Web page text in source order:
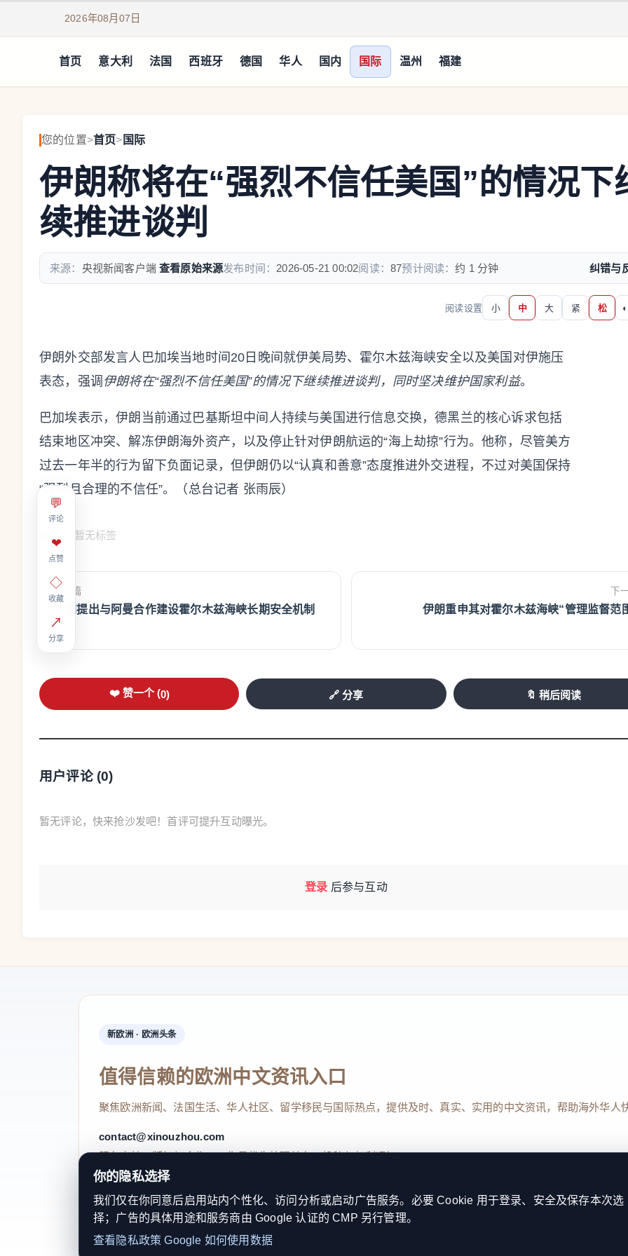
2026年08月07日
首页 意大利 法国 西班牙 德国 华人 国内 国际 温州 福建
您的位置>首页> 国际
伊朗称将在“强烈不信任美国”的情况下
续推进谈判
来源： 央视新闻客户端 查看原始来源发布时间： 2026-05-21 00:02阅读：87预计阅读：约 1 分钟 纠错与
阅读设置 小 中 大 紧 松 ◐
💬
评论
❤
点赞
◇
收藏
↗
分享
伊朗外交部发言人巴加埃当地时间20日晚间就伊美局势、霍尔木兹海峡安全以及美国对伊施压
表态，强调 伊朗将在“强烈不信任美国”的情况下继续推进谈判，同时坚决维护国家利益。
巴加埃表示，伊朗当前通过巴基斯坦中间人持续与美国进行信息交换，德黑兰的核心诉求包括
结束地区冲突、解冻伊朗海外资产，以及停止针对伊朗航运的“海上劫掠”行为。他称，尽管美方
过去一年半的行为留下负面记录，但伊朗仍以“认真和善意”态度推进外交进程，不过对美国保持
“强烈且合理的不信任”。（总台记者 张雨辰）
暂无标签
上一篇
伊朗提出与阿曼合作建设霍尔木兹海峡长期安全机制
下
伊朗重申其对霍尔木兹海峡“管理监督范
❤️ 赞一个 (0) 🔗 分享 🔖 稍后阅读
用户评论 (0)
暂无评论，快来抢沙发吧！首评可提升互动曝光。
登录 后参与互动
新欧洲 · 欧洲头条
值得信赖的欧洲中文资讯入口
聚焦欧洲新闻、法国生活、华人社区、留学移民与国际热点，提供及时、真实、实用的中文资讯，帮助海外华人
contact@xinouzhou.com
服务支持、版权与合作：工作日优先处理站务、投稿与权利通知
© 2026 新欧洲·欧洲头条. All Rights Reserved. 本网站持续优化内容透明度、联系方式与用户权利说明，以提升品牌
关于我们法律声明 编辑规范日期归档隐私政策
你的隐私选择
我们仅在你同意后启用站内个性化、访问分析或启动广告服务。必要 Cookie 用于登录、安全及保存本次选
择；广告的具体用途和服务商由 Google 认证的 CMP 另行管理。
查看隐私政策 Google 如何使用数据